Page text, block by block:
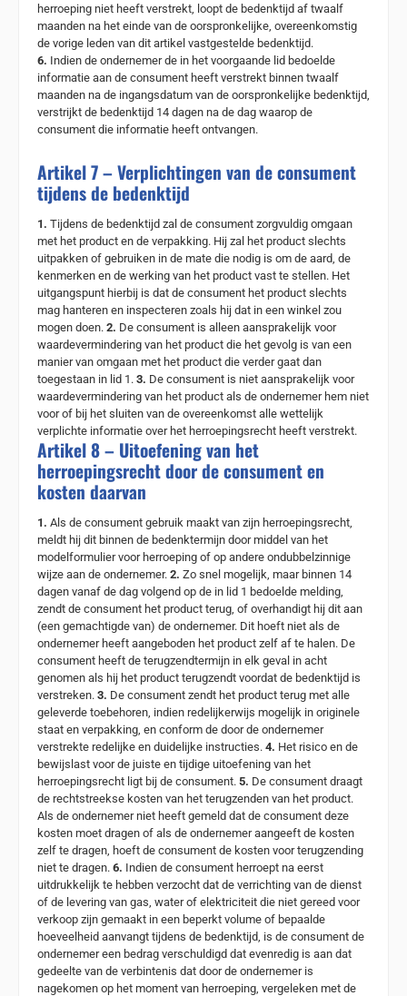
herroeping niet heeft verstrekt, loopt de bedenktijd af twaalf
maanden na het einde van de oorspronkelijke, overeenkomstig
de vorige leden van dit artikel vastgestelde bedenktijd.
6. Indien de ondernemer de in het voorgaande lid bedoelde
informatie aan de consument heeft verstrekt binnen twaalf
maanden na de ingangsdatum van de oorspronkelijke bedenktijd,
verstrijkt de bedenktijd 14 dagen na de dag waarop de
consument die informatie heeft ontvangen.
Artikel 7 – Verplichtingen van de consument
tijdens de bedenktijd
1. Tijdens de bedenktijd zal de consument zorgvuldig omgaan
met het product en de verpakking. Hij zal het product slechts
uitpakken of gebruiken in de mate die nodig is om de aard, de
kenmerken en de werking van het product vast te stellen. Het
uitgangspunt hierbij is dat de consument het product slechts
mag hanteren en inspecteren zoals hij dat in een winkel zou
mogen doen. 2. De consument is alleen aansprakelijk voor
waardevermindering van het product die het gevolg is van een
manier van omgaan met het product die verder gaat dan
toegestaan in lid 1. 3. De consument is niet aansprakelijk voor
waardevermindering van het product als de ondernemer hem niet
voor of bij het sluiten van de overeenkomst alle wettelijk
verplichte informatie over het herroepingsrecht heeft verstrekt.
Artikel 8 – Uitoefening van het
herroepingsrecht door de consument en
kosten daarvan
1. Als de consument gebruik maakt van zijn herroepingsrecht,
meldt hij dit binnen de bedenktermijn door middel van het
modelformulier voor herroeping of op andere ondubbelzinnige
wijze aan de ondernemer. 2. Zo snel mogelijk, maar binnen 14
dagen vanaf de dag volgend op de in lid 1 bedoelde melding,
zendt de consument het product terug, of overhandigt hij dit aan
(een gemachtigde van) de ondernemer. Dit hoeft niet als de
ondernemer heeft aangeboden het product zelf af te halen. De
consument heeft de terugzendtermijn in elk geval in acht
genomen als hij het product terugzendt voordat de bedenktijd is
verstreken. 3. De consument zendt het product terug met alle
geleverde toebehoren, indien redelijkerwijs mogelijk in originele
staat en verpakking, en conform de door de ondernemer
verstrekte redelijke en duidelijke instructies. 4. Het risico en de
bewijslast voor de juiste en tijdige uitoefening van het
herroepingsrecht ligt bij de consument. 5. De consument draagt
de rechtstreekse kosten van het terugzenden van het product.
Als de ondernemer niet heeft gemeld dat de consument deze
kosten moet dragen of als de ondernemer aangeeft de kosten
zelf te dragen, hoeft de consument de kosten voor terugzending
niet te dragen. 6. Indien de consument herroept na eerst
uitdrukkelijk te hebben verzocht dat de verrichting van de dienst
of de levering van gas, water of elektriciteit die niet gereed voor
verkoop zijn gemaakt in een beperkt volume of bepaalde
hoeveelheid aanvangt tijdens de bedenktijd, is de consument de
ondernemer een bedrag verschuldigd dat evenredig is aan dat
gedeelte van de verbintenis dat door de ondernemer is
nagekomen op het moment van herroeping, vergeleken met de